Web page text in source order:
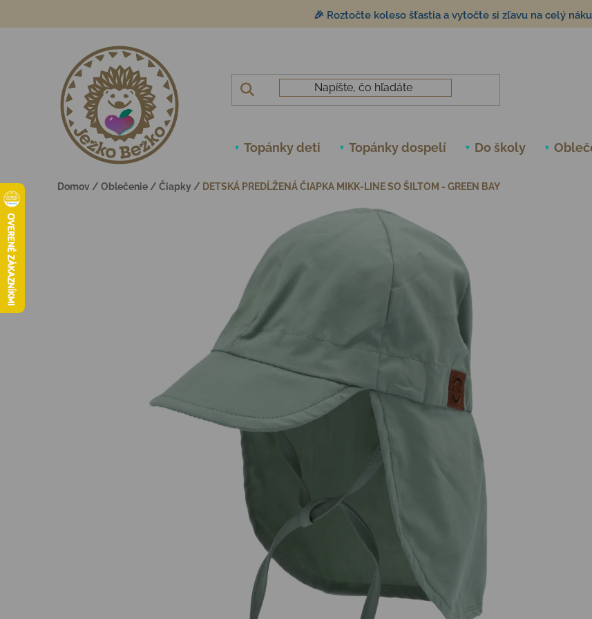
🎉 Roztočte koleso šťastia a vytočte si zľavu na celý
Topánky deti Topánky dospelí Do školy
Domov / Oblečenie / Čiapky / DETSKÁ PREDĹŽENÁ ČIAPKA MIKK-LINE SO ŠILTOM - GREEN BAY